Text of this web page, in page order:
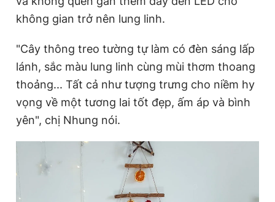
không gian trở nên lung linh.
"Cây thông treo tường tự làm có đèn sáng lấp
lánh, sắc màu lung linh cùng mùi thơm thoang
thoảng... Tất cả như tượng trưng cho niềm hy
vọng về một tương lai tốt đẹp, ấm áp và bình
yên", chị Nhung nói.